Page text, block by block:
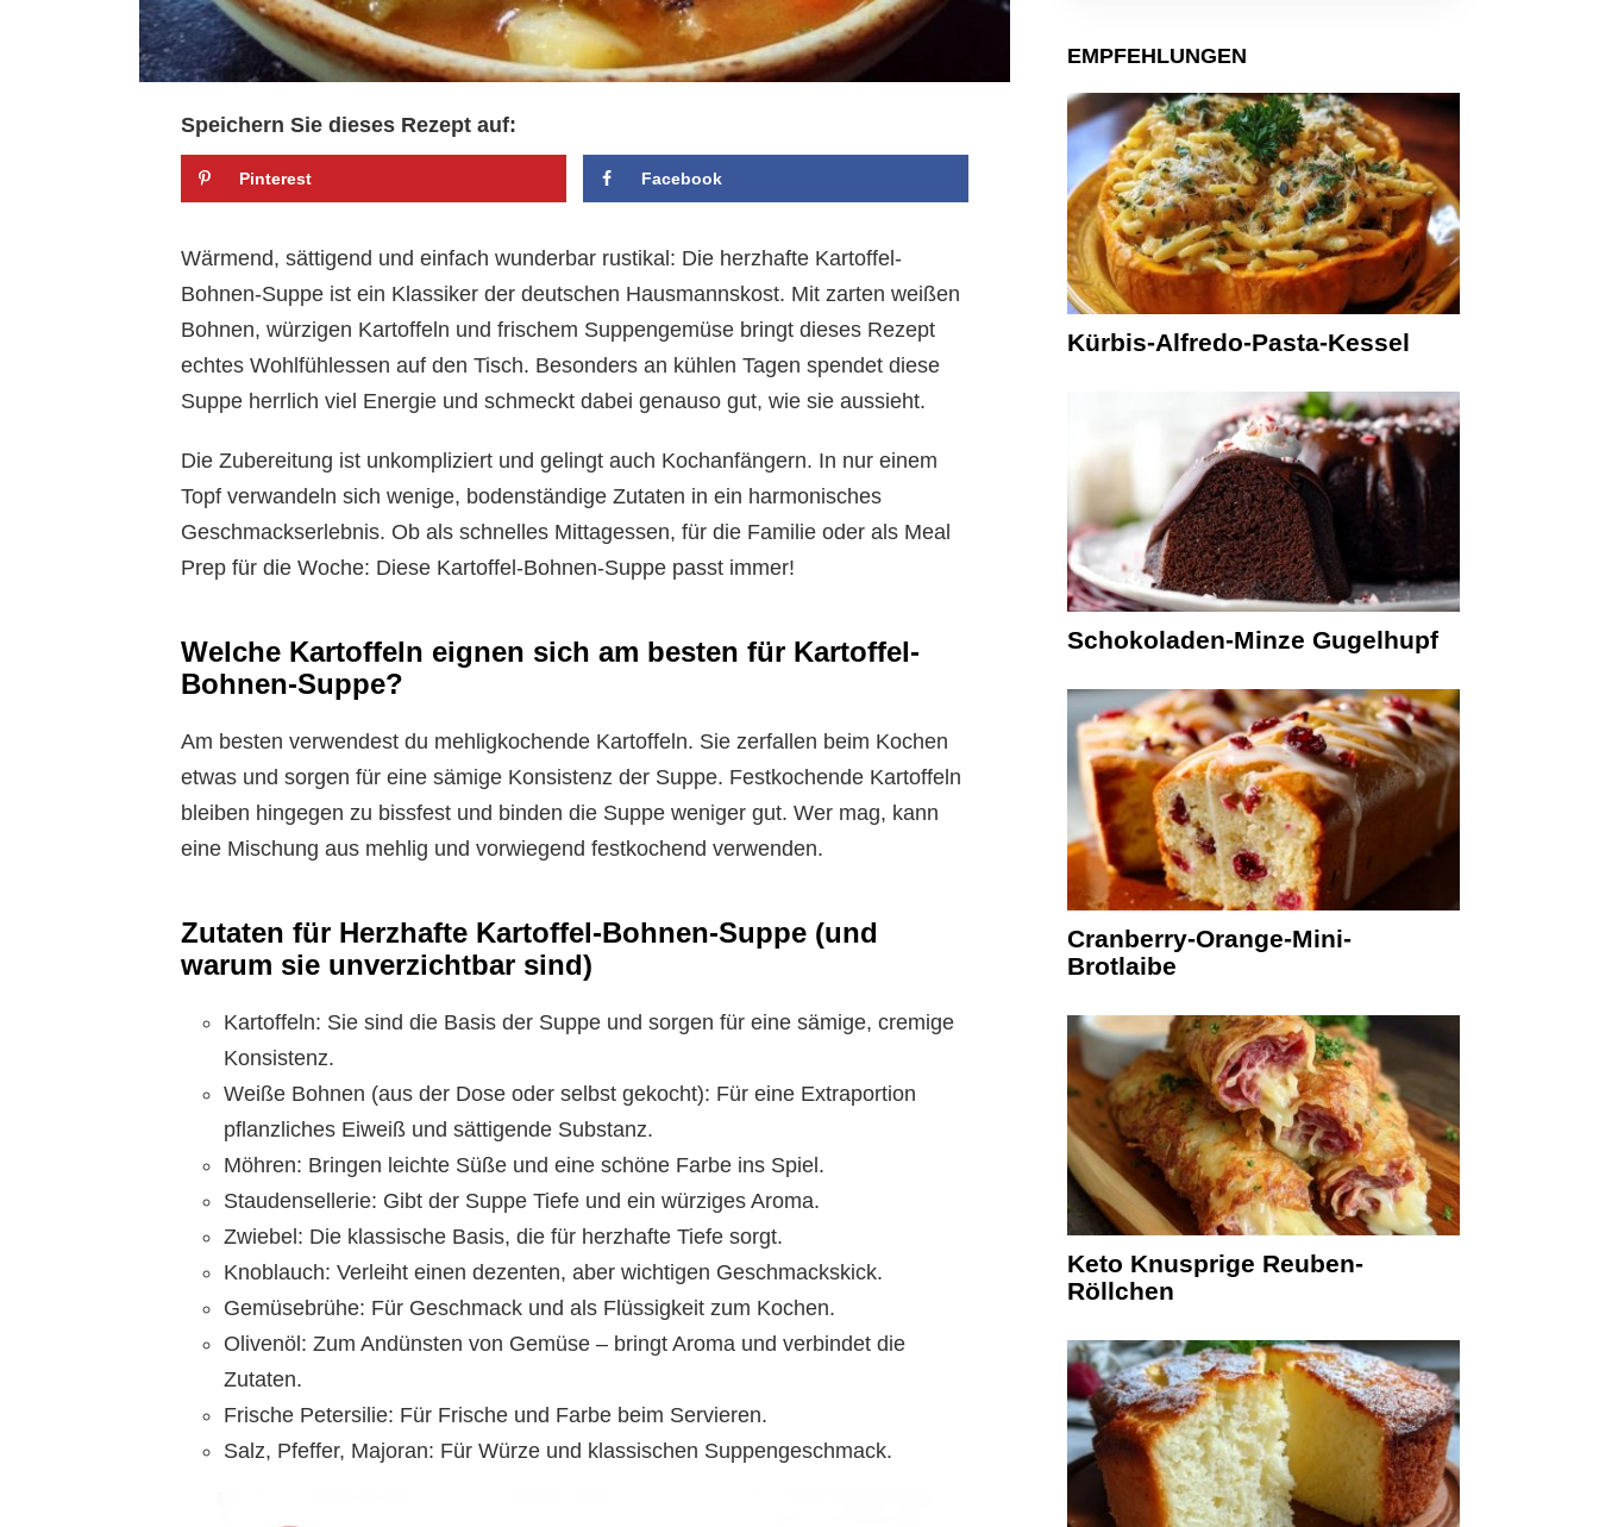
Speichern Sie dieses Rezept auf:
Pinterest Facebook
Wärmend, sättigend und einfach wunderbar rustikal: Die herzhafte Kartoffel-
Bohnen-Suppe ist ein Klassiker der deutschen Hausmannskost. Mit zarten weißen
Bohnen, würzigen Kartoffeln und frischem Suppengemüse bringt dieses Rezept
echtes Wohlfühlessen auf den Tisch. Besonders an kühlen Tagen spendet diese
Suppe herrlich viel Energie und schmeckt dabei genauso gut, wie sie aussieht.
Die Zubereitung ist unkompliziert und gelingt auch Kochanfängern. In nur einem
Topf verwandeln sich wenige, bodenständige Zutaten in ein harmonisches
Geschmackserlebnis. Ob als schnelles Mittagessen, für die Familie oder als Meal
Prep für die Woche: Diese Kartoffel-Bohnen-Suppe passt immer!
Welche Kartoffeln eignen sich am besten für Kartoffel-
Bohnen-Suppe?
Am besten verwendest du mehligkochende Kartoffeln. Sie zerfallen beim Kochen
etwas und sorgen für eine sämige Konsistenz der Suppe. Festkochende Kartoffeln
bleiben hingegen zu bissfest und binden die Suppe weniger gut. Wer mag, kann
eine Mischung aus mehlig und vorwiegend festkochend verwenden.
Zutaten für Herzhafte Kartoffel-Bohnen-Suppe (und
warum sie unverzichtbar sind)
Kartoffeln: Sie sind die Basis der Suppe und sorgen für eine sämige, cremige
Konsistenz.
Weiße Bohnen (aus der Dose oder selbst gekocht): Für eine Extraportion
pflanzliches Eiweiß und sättigende Substanz.
Möhren: Bringen leichte Süße und eine schöne Farbe ins Spiel.
Staudensellerie: Gibt der Suppe Tiefe und ein würziges Aroma.
Zwiebel: Die klassische Basis, die für herzhafte Tiefe sorgt.
Knoblauch: Verleiht einen dezenten, aber wichtigen Geschmackskick.
Gemüsebrühe: Für Geschmack und als Flüssigkeit zum Kochen.
Olivenöl: Zum Andünsten von Gemüse – bringt Aroma und verbindet die
Zutaten.
Frische Petersilie: Für Frische und Farbe beim Servieren.
Salz, Pfeffer, Majoran: Für Würze und klassischen Suppengeschmack.
EMPFEHLUNGEN
Kürbis-Alfredo-Pasta-Kessel
Schokoladen-Minze Gugelhupf
Cranberry-Orange-Mini-
Brotlaibe
Keto Knusprige Reuben-
Röllchen